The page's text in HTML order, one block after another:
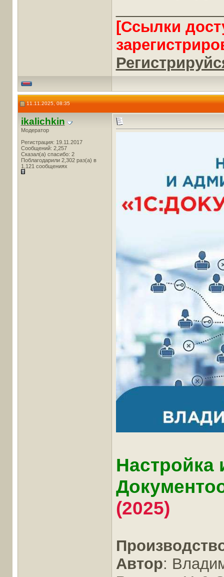
[Ссылки
11.11.2025, 08:35
ikalichkin
Модератор
Регистрация: 19.11.2017
Сообщений: 2,257
Сказал(а) спасибо: 2
Поблагодарили 2,302 раз(а) в
1,121 сообщениях
Настройка
(2025)
Автор: